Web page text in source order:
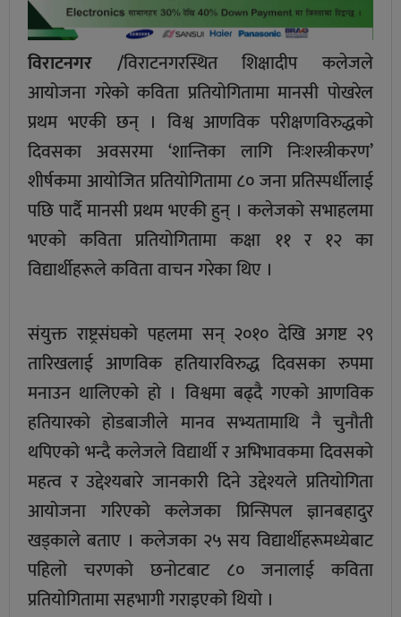
विराटनगर /विराटनगरस्थित शिक्षादीप कलेजले
आयोजना गरेको कविता प्रतियोगितामा मानसी पोखरेल
प्रथम भएकी छन् । विश्व आणविक परीक्षणविरुद्धको
दिवसका अवसरमा ‘शान्तिका लागि निःशस्त्रीकरण’
शीर्षकमा आयोजित प्रतियोगितामा ८० जना प्रतिस्पर्धीलाई
पछि पार्दै मानसी प्रथम भएकी हुन् । कलेजको सभाहलमा
भएको कविता प्रतियोगितामा कक्षा ११ र १२ का
विद्यार्थीहरूले कविता वाचन गरेका थिए ।
संयुक्त राष्ट्रसंघको पहलमा सन् २०१० देखि अगष्ट २९
तारिखलाई आणविक हतियारविरुद्ध दिवसका रुपमा
मनाउन थालिएको हो । विश्वमा बढ्दै गएको आणविक
हतियारको होडबाजीले मानव सभ्यतामाथि नै चुनौती
थपिएको भन्दै कलेजले विद्यार्थी र अभिभावकमा दिवसको
महत्व र उद्देश्यबारे जानकारी दिने उद्देश्यले प्रतियोगिता
आयोजना गरिएको कलेजका प्रिन्सिपल ज्ञानबहादुर
खड्काले बताए । कलेजका २५ सय विद्यार्थीहरूमध्येबाट
पहिलो चरणको छनोटबाट ८० जनालाई कविता
प्रतियोगितामा सहभागी गराइएको थियो ।